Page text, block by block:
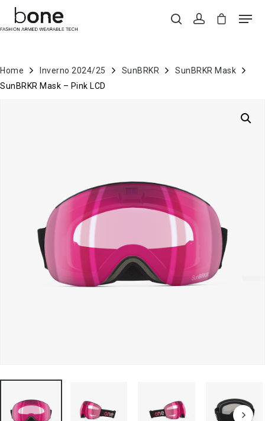
Hit enter to search or ESC to close
Home Inverno 2024/25 SunBRKR
SunBRKR Mask
SunBRKR Mask – Pink LCD